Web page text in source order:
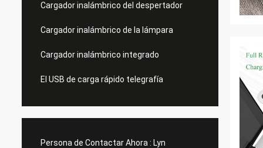
Cargador inalámbrico del despertador
Cargador inalámbrico de la lámpara
Cargador inalámbrico integrado
El USB de carga rápido telegrafía
Persona de Contactar Ahora : Lyn